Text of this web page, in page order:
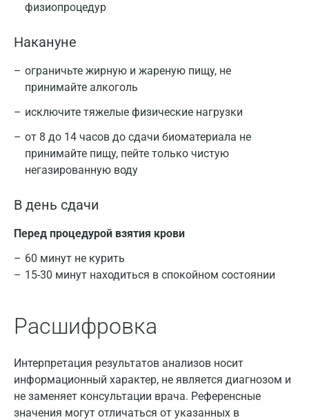
физиопроцедур
Накануне
ограничьте жирную и жареную пищу, не
принимайте алкоголь
исключите тяжелые физические нагрузки
от 8 до 14 часов до сдачи биоматериала не
принимайте пищу, пейте только чистую
негазированную воду
В день сдачи
Перед процедурой взятия крови
60 минут не курить
15-30 минут находиться в спокойном состоянии
Расшифровка
Интерпретация результатов анализов носит
информационный характер, не является диагнозом и
не заменяет консультации врача. Референсные
значения могут отличаться от указанных в